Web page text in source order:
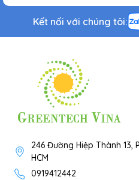
Kết nối với chúng tôi:
246 Đường Hiệp Thành 13,
HCM
0919412442